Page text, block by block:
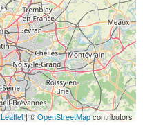
Leaflet| ©OpenStreetMapcontributors